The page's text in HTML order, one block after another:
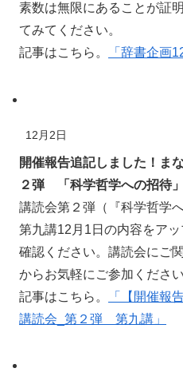
素数は無限にあることが証明
てみてください。
記事はこちら。
「辞書企画
12月2日
開催報告追記しました！ま
２弾 「科学哲学への招待」
講読会第２弾（『科学哲学
第九講12月1日の内容をア
確認ください。講読会にご
からお気軽にご参加くださ
記事はこちら。
「【開催報
講読会_第２弾 第九講」